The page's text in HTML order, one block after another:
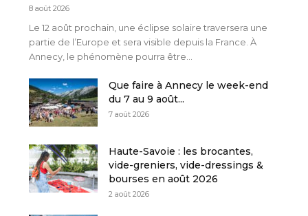
8 août 2026
Le 12 août prochain, une éclipse solaire traversera une
partie de l’Europe et sera visible depuis la France. À
Annecy, le phénomène pourra être...
Que faire à Annecy le week-end
du 7 au 9 août...
7 août 2026
Haute-Savoie : les brocantes,
vide-greniers, vide-dressings &
bourses en août 2026
2 août 2026